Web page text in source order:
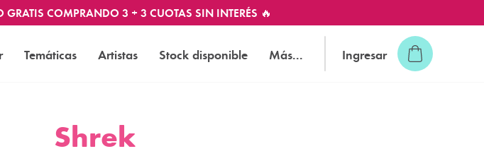
COMPRANDO 3 + 3 CUOTAS SIN INTERÉS 🔥
Temáticas Artistas Stock disponible Más... Ingresar
Shrek